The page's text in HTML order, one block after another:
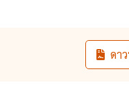
ดา